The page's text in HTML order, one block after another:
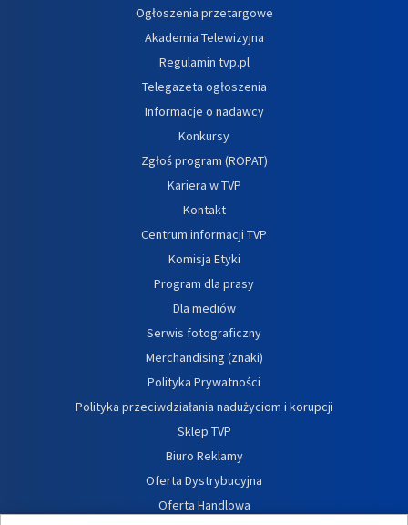
Ogłoszenia przetargowe
Akademia Telewizyjna
Regulamin tvp.pl
Telegazeta ogłoszenia
Informacje o nadawcy
Konkursy
Zgłoś program (ROPAT)
Kariera w TVP
Kontakt
Centrum informacji TVP
Komisja Etyki
Program dla prasy
Dla mediów
Serwis fotograficzny
Merchandising (znaki)
Polityka Prywatności
Polityka przeciwdziałania nadużyciom i korupcji
Sklep TVP
Biuro Reklamy
Oferta Dystrybucyjna
Oferta Handlowa